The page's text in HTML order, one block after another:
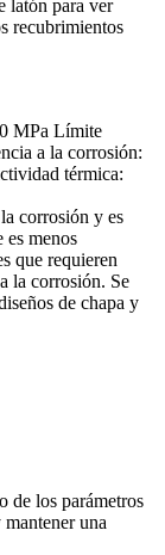
latón para ver
recubrimientos
MPa Límite
a la corrosión:
térmica:
corrosión y es
es menos
que requieren
la corrosión. Se
de chapa y
de los parámetros
una